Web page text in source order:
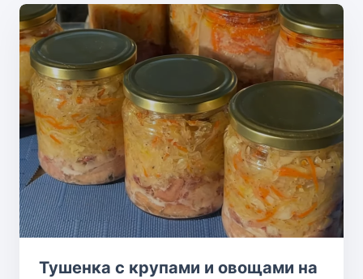
Тушенка с крупами и овощами на